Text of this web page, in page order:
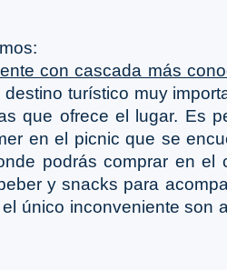
con cascada más
turístico muy
que ofrece el lugar. Es
en el picnic que se
podrás comprar en el
y snacks para
único inconveniente son